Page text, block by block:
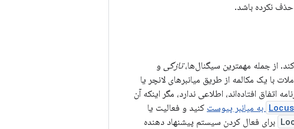
حذف نکرده باشد.
از جمله مهمترین سیگنال‌ها،تازگی و
یک مکالمه از طریق میانبرهای لانچر یا
افتاده‌اند، اطلاعی ندارد، مگر اینکه آن
به میانبر پیوست کنید و فعالیت یا
برای فعال کردن سیستم پیشنهاد دهنده